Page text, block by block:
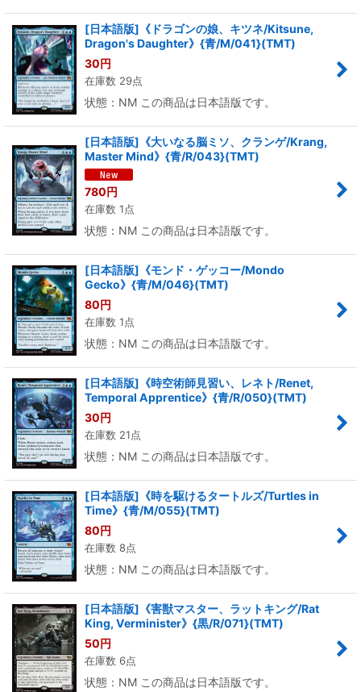
[日本語版]《ドラゴンの娘、キツネ/Kitsune,
Dragon's Daughter》{青/M/041}(TMT)
30円
在庫数 29点
状態：NM この商品は日本語版です。
[日本語版]《大いなる脳ミソ、クランゲ/Krang,
Master Mind》{青/R/043}(TMT)
780円
在庫数 1点
状態：NM この商品は日本語版です。
[日本語版]《モンド・ゲッコー/Mondo
Gecko》{青/M/046}(TMT)
80円
在庫数 1点
状態：NM この商品は日本語版です。
[日本語版]《時空術師見習い、レネト/Renet,
Temporal Apprentice》{青/R/050}(TMT)
30円
在庫数 21点
状態：NM この商品は日本語版です。
[日本語版]《時を駆けるタートルズ/Turtles in
Time》{青/M/055}(TMT)
80円
在庫数 8点
状態：NM この商品は日本語版です。
[日本語版]《害獣マスター、ラットキング/Rat
King, Verminister》{黒/R/071}(TMT)
50円
在庫数 6点
状態：NM この商品は日本語版です。